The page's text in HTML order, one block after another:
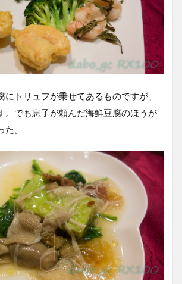
にトリュフが乗せてあるものですが、
。でも息子が頼んだ海鮮豆腐のほうが
。